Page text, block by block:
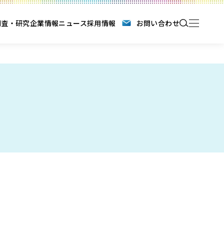
・研究企業情報ニュース採用情報 お問い合わせ